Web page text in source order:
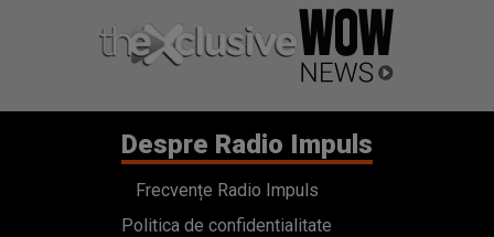
Despre Radio Impuls
Frecvențe Radio Impuls
Politica de confidentialitate